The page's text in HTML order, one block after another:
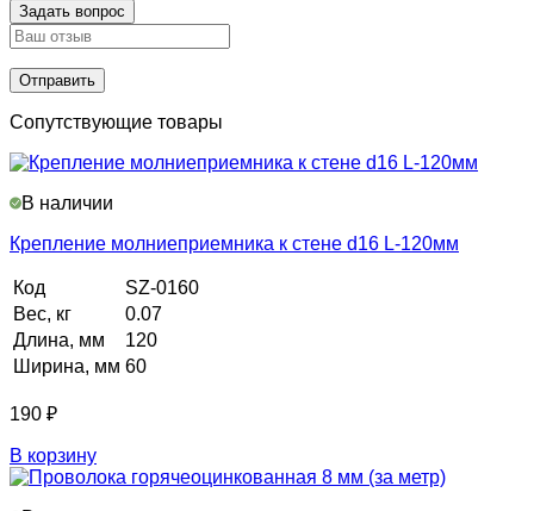
Задать вопрос
Сопутствующие товары
В наличии
Крепление молниеприемника к стене d16 L-120мм
Код
SZ-0160
Вес, кг
0.07
Длина, мм
120
Ширина, мм 60
190 ₽
В корзину